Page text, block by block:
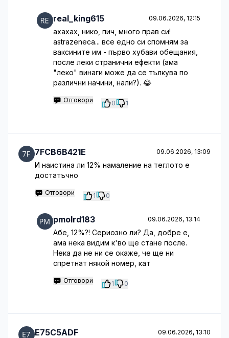
real_king615 09.06.2026, 12:15
ахахах, нико, пич, много прав си!
astrazeneca... все едно си спомням за
ваксините им - първо хубави обещания,
после леки странични ефекти (ама
"леко" винаги може да се тълкува по
различни начини, нали?). 😂
Отговори 0 1
7FCB6B421E 09.06.2026, 13:09
И наистина ли 12% намаление на теглото е
достатъчно
Отговори 1 0
pmolrd183 09.06.2026, 13:14
Абе, 12%?! Сериозно ли? Да, добре е,
ама нека видим к'во ще стане после.
Нека да не ни се окаже, че ще ни
спретнат някой номер, кат
Отговори 1 0
E75C5ADF 09.06.2026, 13:10